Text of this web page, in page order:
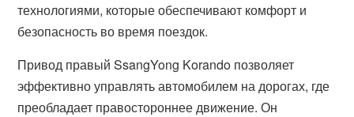
технологиями, которые обеспечивают комфорт и
безопасность во время поездок.
Привод правый SsangYong Korando позволяет
эффективно управлять автомобилем на дорогах, где
преобладает правостороннее движение. Он